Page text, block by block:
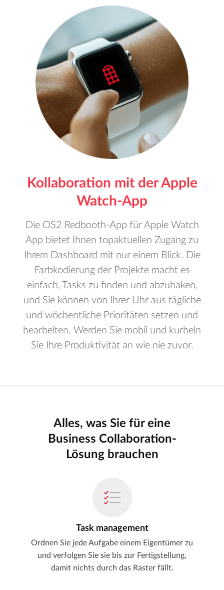
Kollaboration mit der Apple
Watch-App
Die OS2 Redbooth-App für Apple Watch
App bietet Ihnen topaktuellen Zugang zu
Ihrem Dashboard mit nur einem Blick. Die
Farbkodierung der Projekte macht es
einfach, Tasks zu finden und abzuhaken,
und Sie können von Ihrer Uhr aus tägliche
und wöchentliche Prioritäten setzen und
bearbeiten. Werden Sie mobil und kurbeln
Sie Ihre Produktivität an wie nie zuvor.
Alles, was Sie für eine
Business Collaboration-
Lösung brauchen
Task management
Ordnen Sie jede Aufgabe einem Eigentümer zu
und verfolgen Sie sie bis zur Fertigstellung,
damit nichts durch das Raster fällt.